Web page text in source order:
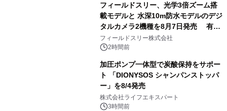
フィールドスリー、光学3倍ズーム搭
載モデルと 水深10m防水モデルのデジ
タルカメラ2機種を8月7日発売 有効
約1300万画素、用途別に選べるコンデ
ジ新登場
フィールドスリー株式会社
2時間前
加圧ポンプ一体型で炭酸保持をサポー
ト 「DIONYSOS シャンパンストッパ
ー」を8/4発売
株式会社ライフエキスパート
3時間前